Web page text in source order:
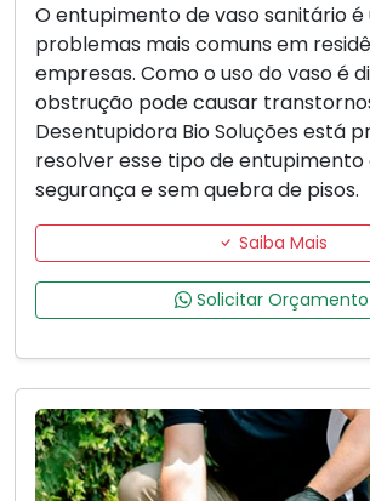
O entupimento de vaso sanitário é
problemas mais comuns em
empresas. Como o uso do vaso é
obstrução pode causar
Desentupidora Bio Soluções está
resolver esse tipo de entupimento
segurança e sem quebra de pisos.
Saiba Mais
Solicitar Orçamento